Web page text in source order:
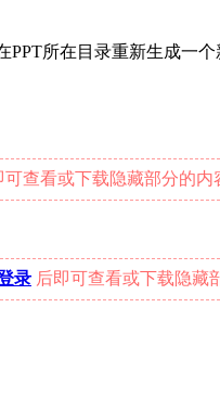
所在目录重新生成一
可查看或下载隐藏部分的内
录 后即可查看或下载隐藏